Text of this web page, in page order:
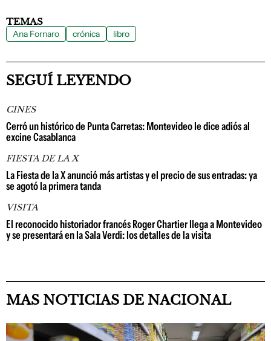
TEMAS
Ana Fornaro crónica libro
SEGUÍ LEYENDO
CINES
Cerró un histórico de Punta Carretas: Montevideo le dice adiós al
excine Casablanca
FIESTA DE LA X
La Fiesta de la X anunció más artistas y el precio de sus entradas: ya
se agotó la primera tanda
VISITA
El reconocido historiador francés Roger Chartier llega a Montevideo
y se presentará en la Sala Verdi: los detalles de la visita
MAS NOTICIAS DE NACIONAL